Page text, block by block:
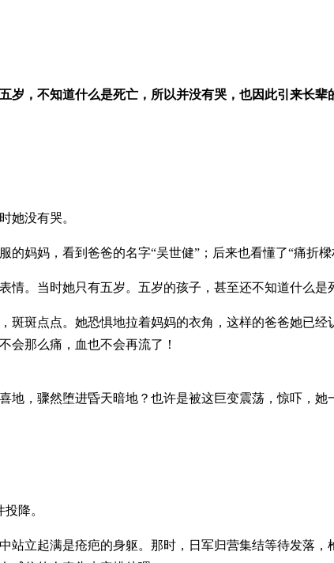
岁，不知道什么是死亡，所以并没有哭，也因此引来长辈
她没有哭。
妈妈，看到爸爸的名字“吴世健”；后来也看懂了“痛折
情。当时她只有五岁。五岁的孩子，甚至还不知道什么是
斑斑点点。她恐惧地拉着妈妈的衣角，这样的爸爸她已
会那么痛，血也不会再流了！
地，骤然堕进昏天暗地？也许是被这巨变震荡，惊吓，
降。
站立起满是疮疤的身躯。那时，日军归营集结等待发落